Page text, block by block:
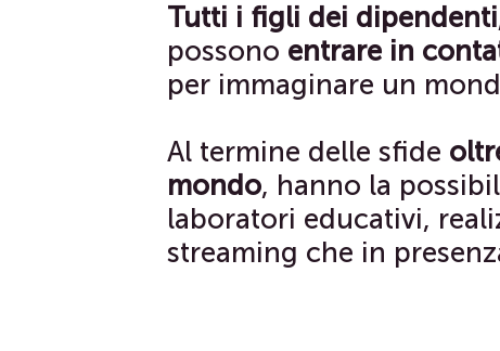
Tutti i figli dei
possono entrare in
per immaginare un
Al termine delle sfide
mondo, hanno la
laboratori educativi,
streaming che in